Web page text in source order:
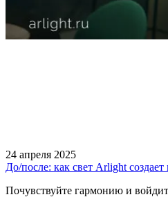
24 апреля 2025
До/после: как свет Arlight создает
Почувствуйте гармонию и